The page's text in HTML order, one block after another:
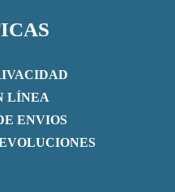
LÍNEA
ENVIOS